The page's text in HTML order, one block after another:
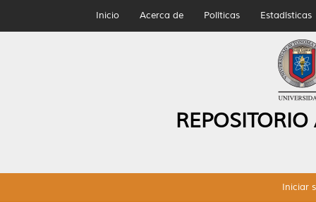
Inicio Acerca de Políticas Estadísticas
Iniciar